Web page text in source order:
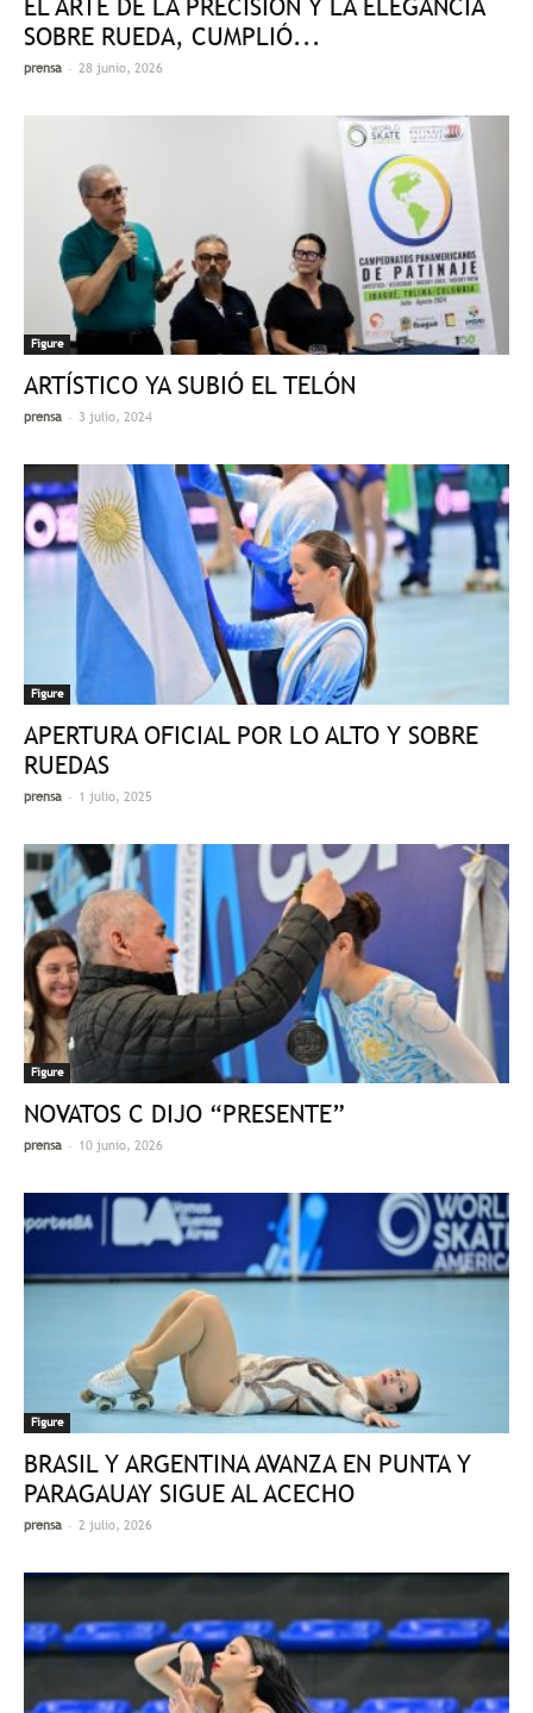
EL ARTE DE LA PRECISIÓN Y LA ELEGANCIA
SOBRE RUEDA, CUMPLIÓ...
prensa - 28 junio, 2026
Figure
ARTÍSTICO YA SUBIÓ EL TELÓN
prensa - 3 julio, 2024
Figure
APERTURA OFICIAL POR LO ALTO Y SOBRE
RUEDAS
prensa - 1 julio, 2025
Figure
NOVATOS C DIJO “PRESENTE”
prensa - 10 junio, 2026
Figure
BRASIL Y ARGENTINA AVANZA EN PUNTA Y
PARAGAUAY SIGUE AL ACECHO
prensa - 2 julio, 2026